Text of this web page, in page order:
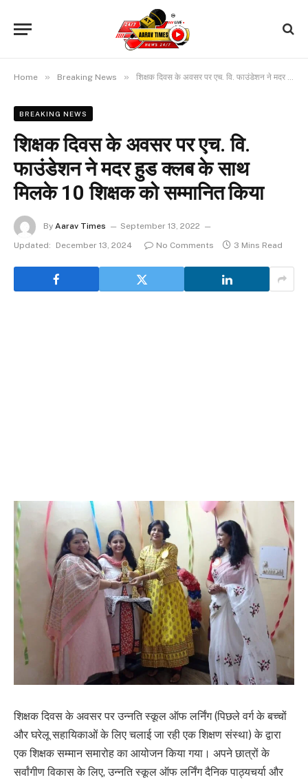
Home » Breaking News » शिक्षक दिवस के अवसर पर एच. वि. फाउंडेशन ने मदर हुड क्लब के साथ मिलके 10 शिक्षक को सम्मानित किया
BREAKING NEWS
शिक्षक दिवस के अवसर पर एच. वि.
फाउंडेशन ने मदर हुड क्लब के साथ
मिलके 10 शिक्षक को सम्मानित किया
By Aarav Times
September 13, 2022
Updated:
December 13, 2024 No Comments 3 Mins Read
शिक्षक दिवस के अवसर पर उन्नति स्कूल ऑफ लर्निंग (पिछले वर्ग के बच्चों
और घरेलू सहायिकाओं के लिए चलाई जा रही एक शिक्षण संस्था) के द्वारा
एक शिक्षक सम्मान समारोह का आयोजन किया गया। अपने छात्रों के
सर्वांगीण विकास के लिए, उन्नति स्कूल ऑफ लर्निंग दैनिक पाठ्यचर्या और